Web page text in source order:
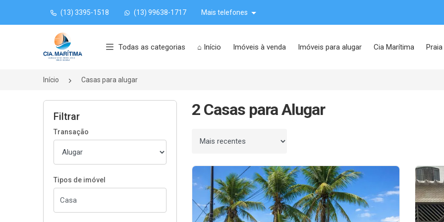
(13) 3395-1518 (13) 99638-1717 Mais telefones
Página inicial
Todas as categorias ⌂ Início Imóveis à venda Imóveis para alugar Cia Marítima Praia
Início Casas para alugar
Filtrar
Transação
Tipos de imóvel
2 Casas para Alugar
Ordenar por